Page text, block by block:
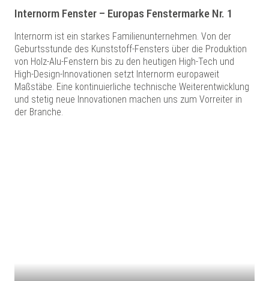
Internorm Fenster – Europas Fenstermarke Nr. 1
Internorm ist ein starkes Familienunternehmen. Von der
Geburtsstunde des Kunststoff-Fensters über die Produktion
von Holz-Alu-Fenstern bis zu den heutigen High-Tech und
High-Design-Innovationen setzt Internorm europaweit
Maßstäbe. Eine kontinuierliche technische Weiterentwicklung
und stetig neue Innovationen machen uns zum Vorreiter in
der Branche.